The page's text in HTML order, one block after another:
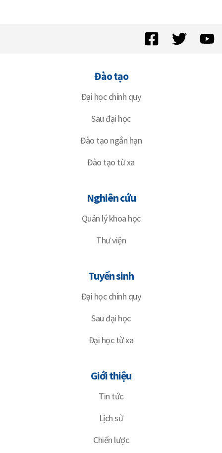
Đào tạo
Đại học chính quy
Sau đại học
Đào tạo ngắn hạn
Đào tạo từ xa
Nghiên cứu
Quản lý khoa học
Thư viện
Tuyển sinh
Đại học chính quy
Sau đại học
Đại học từ xa
Giới thiệu
Tin tức
Lịch sử
Chiến lược